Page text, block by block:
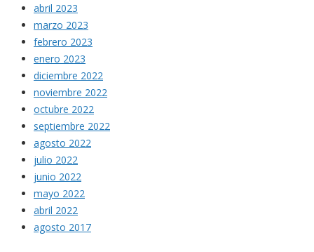
abril 2023
marzo 2023
febrero 2023
enero 2023
diciembre 2022
noviembre 2022
octubre 2022
septiembre 2022
agosto 2022
julio 2022
junio 2022
mayo 2022
abril 2022
agosto 2017